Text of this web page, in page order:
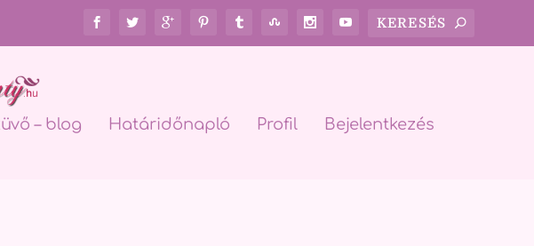
– blog Határidőnapló Profil Bejelentkezés